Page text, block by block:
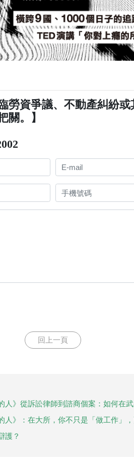
勞資爭議、不動產糾紛
關。】
回上一頁
人》從訴訟律師到諮商個案：如何在
人》：在大所，你不只是「做工作」，
護？